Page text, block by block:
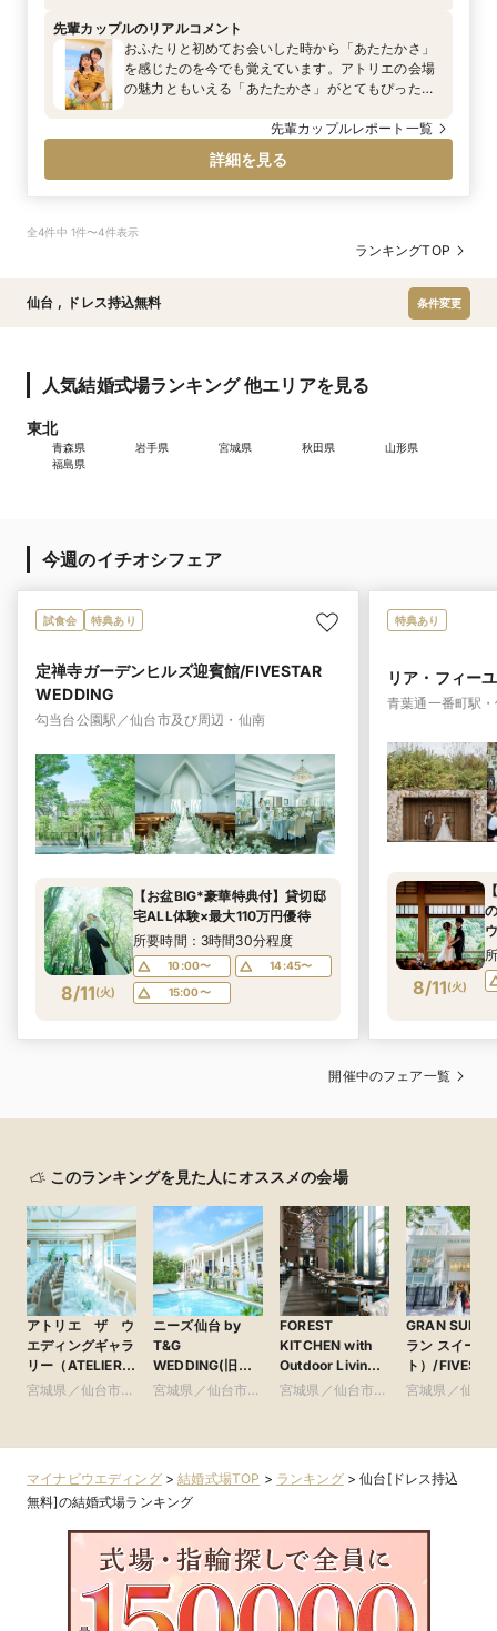
先輩カップルのリアルコメント
おふたりと初めてお会いした時から「あたたかさ」
を感じたのを今でも覚えています。アトリエの会場
の魅力ともいえる「あたたかさ」がとてもぴったり
のこと、さらには、私のことまでも気遣ってくださ
りながらお打合せを進めてくださいました。そんな
おふたりの「あたたかさ」が伝わる笑顔溢れる結婚
先輩カップルレポート一覧
詳細を見る
全4件中 1件〜4件表示
ランキングTOP
仙台 , ドレス持込無料 条件変更
人気結婚式場ランキング 他エリアを見る
東北
青森県 岩手県 宮城県 秋田県
山形県
福島県
今週のイチオシフェア
試食会 特典あり
定禅寺ガーデンヒルズ迎賓館/FIVESTAR
WEDDING
勾当台公園駅／仙台市及び周辺・仙南
8/11(火)
【お盆BIG*豪華特典付】貸切邸
宅ALL体験×最大110万円優待
所要時間：3時間30分程度
10:00〜
14:45〜
15:00〜
特典あり
リア・フィー
青葉通一番町駅
8/11(火)
開催中のフェア一覧
このランキングを見た人にオススメの会場
アトリエ ザ ウ
エディングギャラ
リー（ATELIER
the wedding
宮城県／仙台市及
ニーズ仙台 by
T&G
WEDDING(旧
アーカンジェル迎
宮城県／仙台市及
FOREST
KITCHEN with
Outdoor Living
(フォレストキッ
ホテルメトロポリ
宮城県／仙台市及
GRAN SUITE
ラン スイー
ト）/
WEDDING
宮城県／仙台
マイナビウエディング>結婚式場TOP > ランキング>仙台[ドレス持込
無料]の結婚式場ランキング